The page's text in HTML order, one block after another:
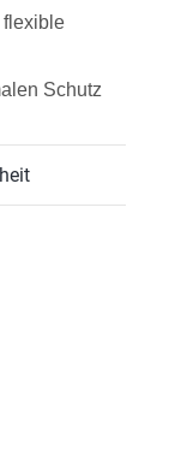
flexible
Schutz